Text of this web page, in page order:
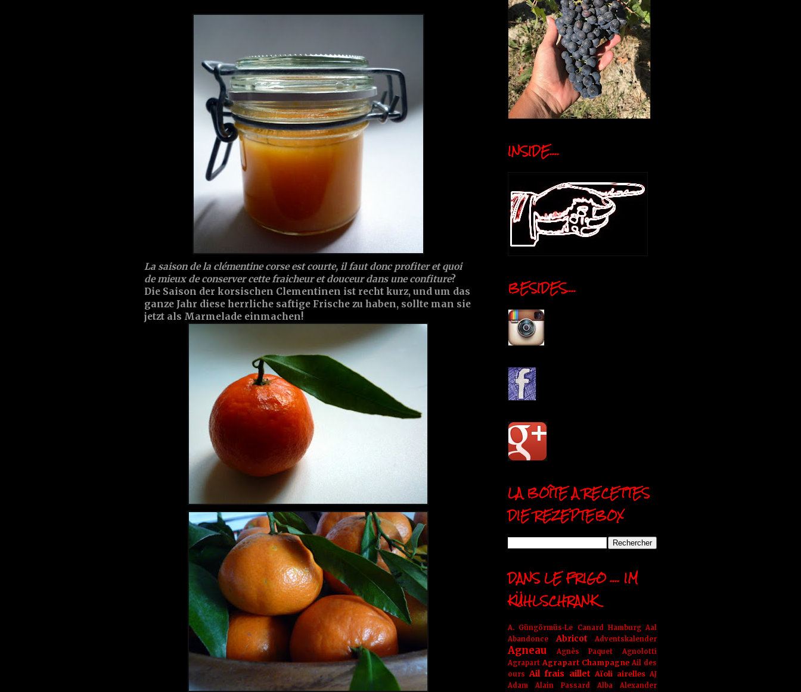
La saison de la clémentine corse est courte, il faut donc profiter et quoi
de mieux de conserver cette fraicheur et douceur dans une confiture?
Die Saison der korsischen Clementinen ist recht kurz, und um das
ganze Jahr diese herrliche saftige Frische zu haben, sollte man sie
jetzt als Marmelade einmachen!
INSIDE....
BESIDES....
LA BOÎTE A RECETTES
DIE REZEPTEBOX
DANS LE FRIGO .... IM
KÜHLSCHRANK
A. Güngörmüs-Le Canard Hamburg Aal
Abandonce
Abricot Adventskalender
Agneau Agnès Paquet
Agnolotti
Agrapart Agrapart Champagne Ail des
ours Ail frais aillet Aïoli airelles AJ
Adam
Alain Passard Alba
Alexander